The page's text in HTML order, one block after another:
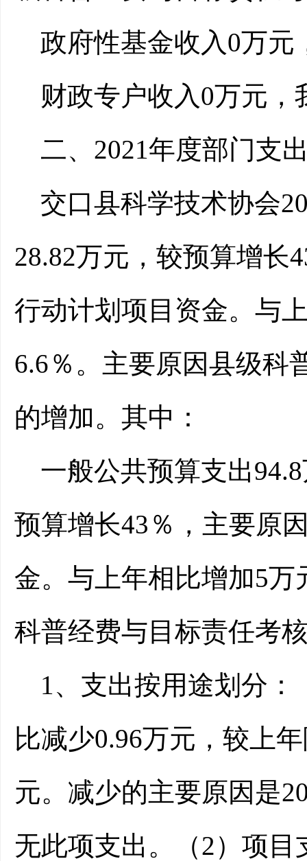
政府性基金收入0万
财政专户收入0万元
二、2021年度部门支
交口县科学技术协会
28.82万元，较预算增长
行动计划项目资金。与
6.6％。主要原因县级科
的增加。其中：
一般公共预算支出
预算增长43％，主要原
金。与上年相比增加5
科普经费与目标责任考
1、 支出按用途划分：
比减少0.96万元，较上
元。减少的主要原因是
无此项支出。（2）项目